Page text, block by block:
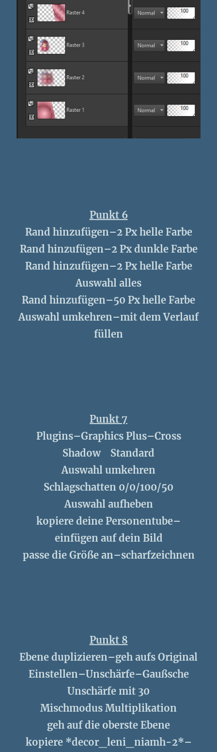
Punkt 6
Rand hinzufügen–2 Px helle Farbe
Rand hinzufügen–2 Px dunkle Farbe
Rand hinzufügen–2 Px helle Farbe
Auswahl alles
Rand hinzufügen–50 Px helle Farbe
Auswahl umkehren–mit dem Verlauf
füllen
Punkt 7
Plugins–Graphics Plus–Cross
Shadow Standard
Auswahl umkehren
Schlagschatten 0/0/100/50
Auswahl aufheben
kopiere deine Personentube–
einfügen auf dein Bild
passe die Größe an–scharfzeichnen
Punkt 8
Ebene duplizieren–geh aufs Original
Einstellen–Unschärfe–Gaußsche
Unschärfe mit 30
Mischmodus Multiplikation
geh auf die oberste Ebene
kopiere *decor_leni_niamh-2*–